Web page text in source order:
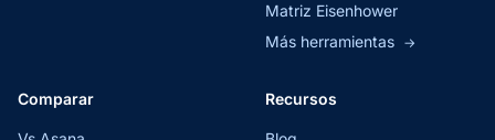
Matriz Eisenhower
Más herramientas →
Comparar Recursos